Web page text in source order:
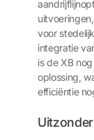
voor
integratie
is de XB
oplossing,
efficiëntie